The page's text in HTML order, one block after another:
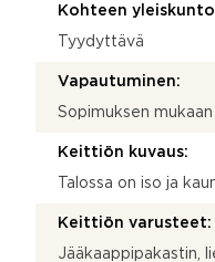
Kohteen
Tyydyttävä
Vapautuminen:
Sopimuksen mukaan
Keittiön kuvaus:
Talossa on iso ja
Keittiön varusteet:
Jääkaappipakastin,